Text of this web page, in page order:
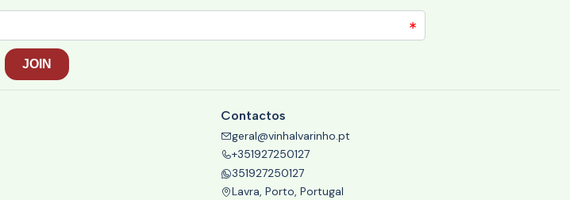
Contactos
geral@vinhalvarinho.pt
+351927250127
351927250127
Lavra, Porto, Portugal